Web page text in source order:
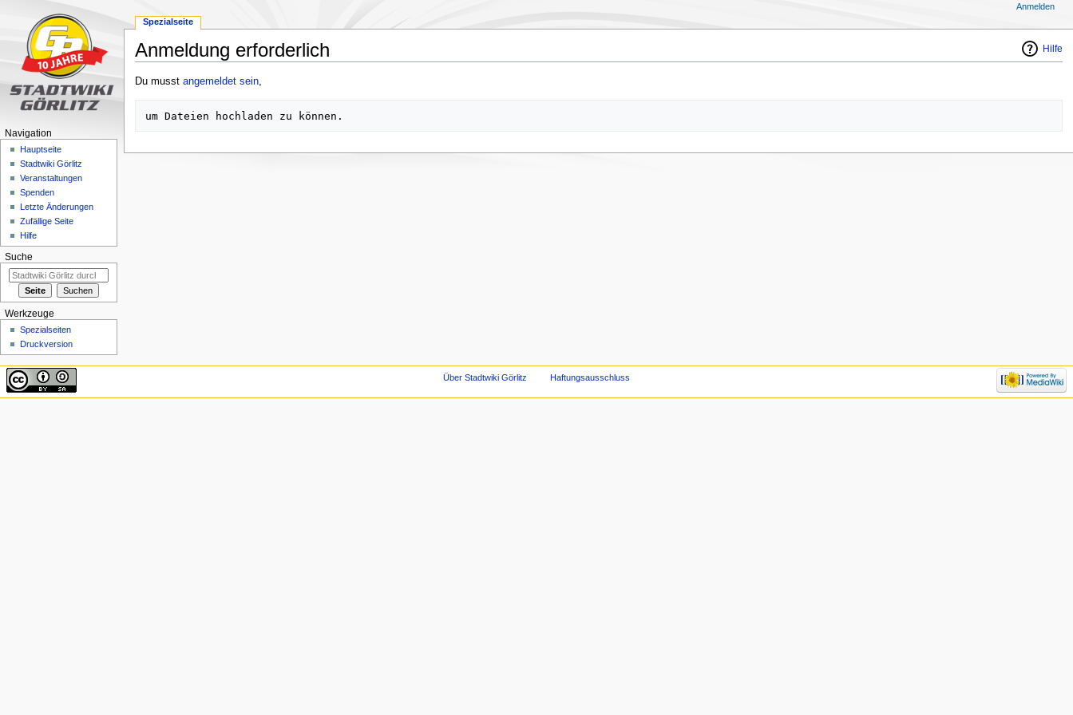
Hilfe
Anmeldung erforderlich
Zur
springen
Zur
springen
Du musst angemeldet sein,
Spezialseite
Anmelden
Navigation
Hauptseite
Stadtwiki Görlitz
Veranstaltungen
Spenden
Letzte Änderungen
Zufällige Seite
Hilfe
Suche
Werkzeuge
Spezialseiten
Druckversion
Über Stadtwiki Görlitz Haftungsausschluss